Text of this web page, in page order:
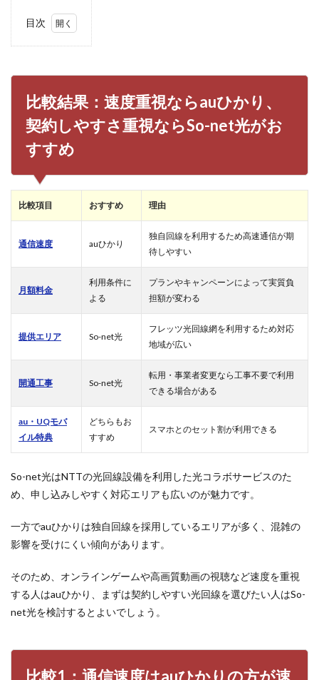
目次
速度
重視
なら
au
ひか
り、
しや
重視
なら
net
すめ
1：
速度
au
方が
速い
傾向
る
3
2：
月額
料金
So-
net
方が
によ
比較結果：速度重視ならauひかり、
契約しやすさ重視ならSo-net光がお
すすめ
比較項目 おすすめ 理由
通信速度 auひかり
独自回線を利用するため高速通信が期
待しやすい
月額料金
利用条件に
よる
プランやキャンペーンによって実質負
担額が変わる
提供エリア So-net光
フレッツ光回線網を利用するため対応
地域が広い
開通工事 So-net光
転用・事業者変更なら工事不要で利用
できる場合がある
au・UQモバ
イル特典
どちらもお
すすめ
スマホとのセット割が利用できる
So-net光はNTTの光回線設備を利用した光コラボサービスのた
め、申し込みしやすく対応エリアも広いのが魅力です。
一方でauひかりは独自回線を採用しているエリアが多く、混雑の
影響を受けにくい傾向があります。
そのため、オンラインゲームや高画質動画の視聴など速度を重視
する人はauひかり、まずは契約しやすい光回線を選びたい人はSo-
net光を検討するとよいでしょう。
比較1：通信速度はauひかりの方が速